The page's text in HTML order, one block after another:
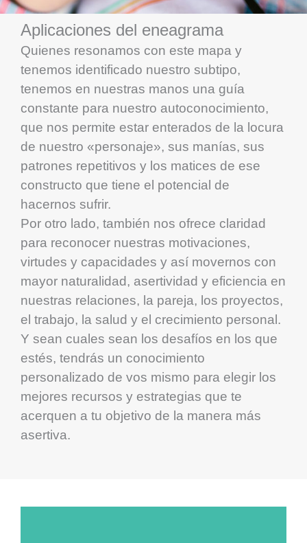
Aplicaciones del eneagrama
Quienes resonamos con este mapa y
tenemos identificado nuestro subtipo,
tenemos en nuestras manos una guía
constante para nuestro autoconocimiento,
que nos permite estar enterados de la locura
de nuestro «personaje», sus manías, sus
patrones repetitivos y los matices de ese
constructo que tiene el potencial de
hacernos sufrir.
Por otro lado, también nos ofrece claridad
para reconocer nuestras motivaciones,
virtudes y capacidades y así movernos con
mayor naturalidad, asertividad y eficiencia en
nuestras relaciones, la pareja, los proyectos,
el trabajo, la salud y el crecimiento personal.
Y sean cuales sean los desafíos en los que
estés, tendrás un conocimiento
personalizado de vos mismo para elegir los
mejores recursos y estrategias que te
acerquen a tu objetivo de la manera más
asertiva.